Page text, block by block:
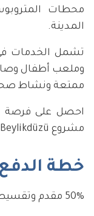
محطات
المدينة.
تشمل الخدمات
وملعب أطفال
ممتعة ونشاط
احصل على فرصة
مشروع Kilic Vadi Beylikdüzü.
خطة الدفع
50% مقدم وتقسيط على 24 شهر